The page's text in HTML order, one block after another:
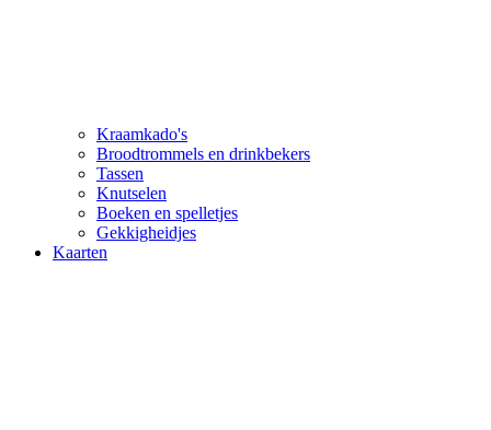
Kraamkado's
Broodtrommels en drinkbekers
Tassen
Knutselen
Boeken en spelletjes
Gekkigheidjes
Kaarten